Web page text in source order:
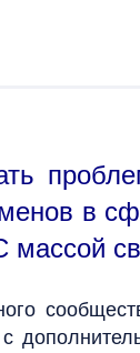
в
массой